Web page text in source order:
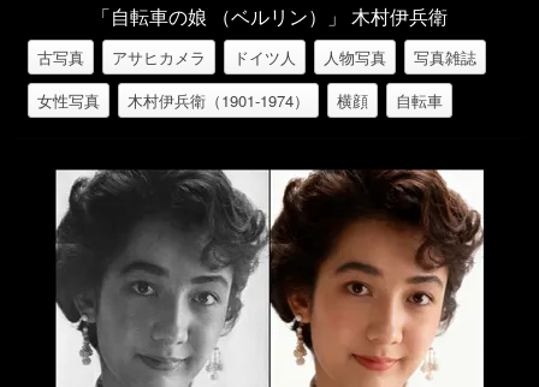
「自転車の娘 （ベルリン）」 木村伊兵衛
古写真 アサヒカメラ ドイツ人 人物写真
写真雑誌
女性写真
木村伊兵衛（1901-1974） 横顔 自転車